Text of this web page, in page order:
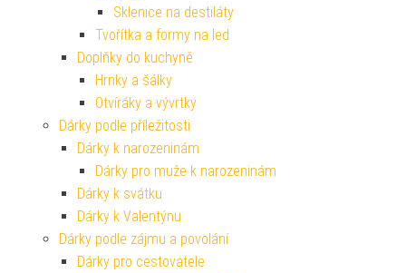
Sklenice na destiláty
Tvořítka a formy na led
Doplňky do kuchyně
Hrnky a šálky
Otvíráky a vývrtky
Dárky podle příležitosti
Dárky k narozeninám
Dárky pro muže k narozeninám
Dárky k svátku
Dárky k Valentýnu
Dárky podle zájmu a povolání
Dárky pro cestovatele